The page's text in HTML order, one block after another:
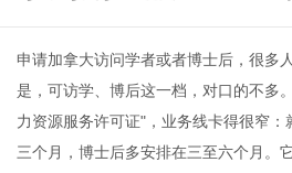
申请加拿大访问学者或者博士后，很
是，可访学、博后这一档，对口的不多
力资源服务许可证"，业务线卡得很窄
三个月，博士后多安排在三至六个月